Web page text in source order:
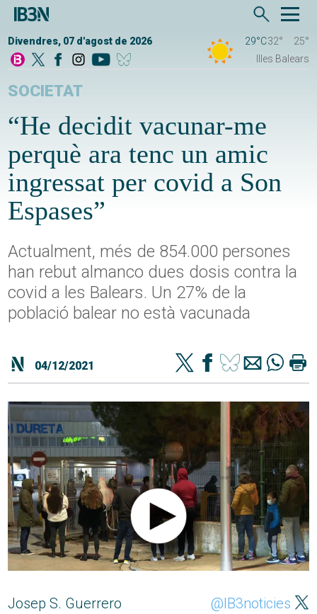
Divendres, 07 d'agost de 2026 29°C32°
25°
Illes Balears
SOCIETAT
“He decidit vacunar-me
perquè ara tenc un amic
ingressat per covid a Son
Espases”
Actualment, més de 854.000 persones
han rebut almanco dues dosis contra la
covid a les Balears. Un 27% de la
població balear no està vacunada
04/12/2021
Josep S. Guerrero @IB3noticies